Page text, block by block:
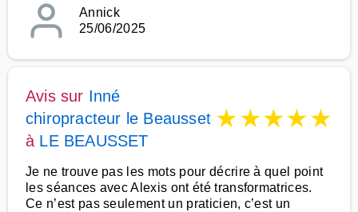
Annick
25/06/2025
Avis sur Inné
chiropracteur le Beausset
à LE BEAUSSET
★★★★★
Je ne trouve pas les mots pour décrire à quel point
les séances avec Alexis ont été transformatrices.
Ce n’est pas seulement un praticien, c’est un